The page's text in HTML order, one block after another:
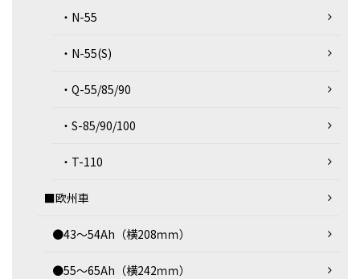
・N-55
・N-55(S)
・Q-55/85/90
・S-85/90/100
・T-110
■欧州車
●43～54Ah（横208ｍｍ）
●55～65Ah（横242ｍｍ）